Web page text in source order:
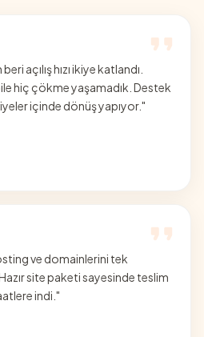
açılış hızı ikiye katlandı.
hiç çökme yaşamadık. Destek
içinde dönüş yapıyor."
ve domainlerini tek
site paketi sayesinde teslim
indi. "